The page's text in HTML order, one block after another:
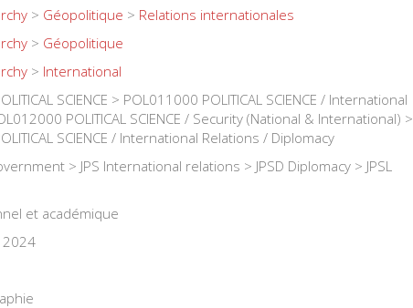
> Géopolitique > Relations internationales
> Géopolitique
> International
SCIENCE > POL011000 POLITICAL SCIENCE / International
POLITICAL SCIENCE / Security (National & International) >
SCIENCE / International Relations / Diplomacy
> JPS International relations > JPSD Diplomacy > JPSL
et académique